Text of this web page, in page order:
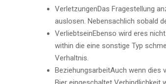
VerletzungenDas Fragestellung
auslosen. Nebensachlich sobald
VerliebtseinEbenso wird eres
within die eine sonstige Typ
Verhaltnis.
BeziehungsarbeitAuch wenn dies